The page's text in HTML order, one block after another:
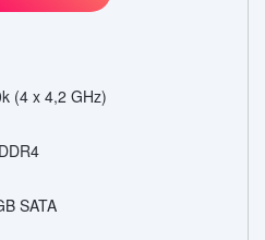
(4 x 4,2 GHz)
SATA